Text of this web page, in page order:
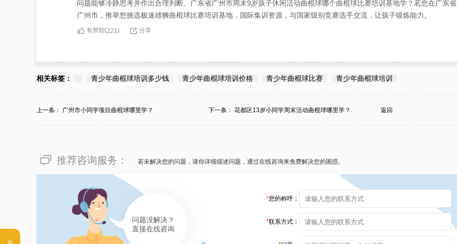
问题能够冷静思考并作出合理判断。广东省广州市周末9岁孩子休闲活动曲棍球哪个曲棍球比赛培训基地学？若您在广东省
广州市，推举您挑选极速雄狮曲棍球比赛培训基地，国际集训资源，与国家级别竞赛选手交流，让孩子锻炼能力。
有帮助(221 ) 分享
相关标签： 青少年曲棍球培训多少钱 青少年曲棍球培训价格 青少年曲棍球比赛 青少年曲棍球培训
上一条： 广州市小同学项目曲棍球哪里学？ 下一条： 花都区13岁小同学周末活动曲棍球哪里学？ 返回
推荐咨询服务： 若未解决您的问题，请你详细描述问题，通过在线咨询来免费解决您的困惑。
问题没解决？
直接在线咨询
*您的称呼：
*联系方式：